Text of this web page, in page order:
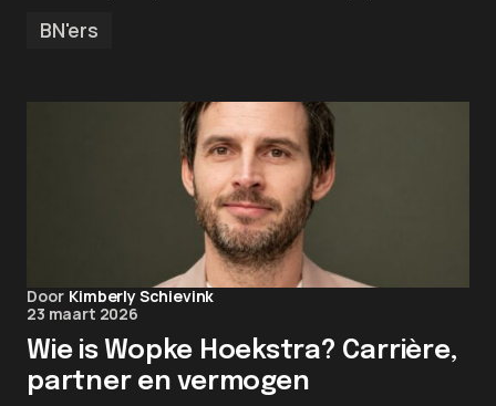
BN'ers
Door Kimberly Schievink
23 maart 2026
Wie is Wopke Hoekstra? Carrière,
partner en vermogen